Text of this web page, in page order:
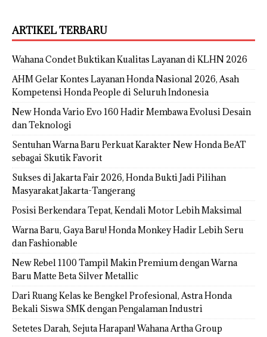
ARTIKEL TERBARU
Wahana Condet Buktikan Kualitas Layanan di KLHN 2026
AHM Gelar Kontes Layanan Honda Nasional 2026, Asah
Kompetensi Honda People di Seluruh Indonesia
New Honda Vario Evo 160 Hadir Membawa Evolusi Desain
dan Teknologi
Sentuhan Warna Baru Perkuat Karakter New Honda BeAT
sebagai Skutik Favorit
Sukses di Jakarta Fair 2026, Honda Bukti Jadi Pilihan
Masyarakat Jakarta-Tangerang
Posisi Berkendara Tepat, Kendali Motor Lebih Maksimal
Warna Baru, Gaya Baru! Honda Monkey Hadir Lebih Seru
dan Fashionable
New Rebel 1100 Tampil Makin Premium dengan Warna
Baru Matte Beta Silver Metallic
Dari Ruang Kelas ke Bengkel Profesional, Astra Honda
Bekali Siswa SMK dengan Pengalaman Industri
Setetes Darah, Sejuta Harapan! Wahana Artha Group